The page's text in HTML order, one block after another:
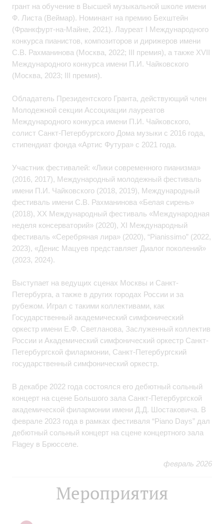
грант на обучение в Высшей музыкальной школе имени
Ф. Листа (Веймар). Номинант на премию Бехштейн
(Франкфурт-на-Майне, 2021). Лауреат I Международного
конкурса пианистов, композиторов и дирижеров имени
С.В. Рахманинова (Москва, 2022; III премия), а также XVII
Международного конкурса имени П.И. Чайковского
(Москва, 2023; III премия).
Обладатель Президентского Гранта, действующий член
Молодежной секции Ассоциации лауреатов
Международного конкурса имени П.И. Чайковского,
солист Санкт-Петербургского Дома музыки с 2016 года,
стипендиат фонда «Артис Футура» с 2021 года.
Участник фестивалей: «Лики современного пианизма»
(2016, 2017), Международный молодежный фестиваль
имени П.И. Чайковского (2018, 2019), Международный
фестиваль имени С.В. Рахманинова «Белая сирень»
(2018), ХХ Международный фестиваль «Международная
неделя консерваторий» (2020), XI Международный
фестиваль «Серебряная лира» (2020), “Pianissimo” (2022,
2023), «Денис Мацуев представляет Диалог поколений»
(2023, 2024).
Выступает на ведущих сценах Москвы и Санкт-
Петербурга, а также в других городах России и за
рубежом. Играл с такими коллективами, как
Государственный академический симфонический
оркестр имени Е.Ф. Светланова, Заслуженный коллектив
России и Академический симфонический оркестр Санкт-
Петербургской филармонии, Санкт-Петербургский
государственный симфонический оркестр.
В декабре 2022 года состоялся его дебютный сольный
концерт на сцене Большого зала Санкт-Петербургской
академической филармонии имени Д.Д. Шостаковича. В
феврале 2023 года в рамках фестиваля “Piano Days” дал
дебютный сольный концерт на сцене концертного зала
Flagey в Брюсселе.
февраль 2026
Мероприятия